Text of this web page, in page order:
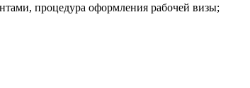
процедура оформления рабочей визы;